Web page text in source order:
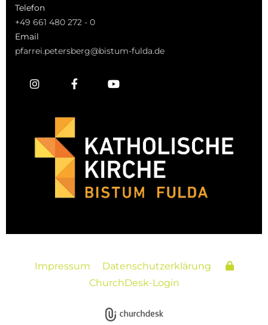
Telefon
+49 661 480 272 - 0
Email
pfarrei.petersberg@bistum-fulda.de
Impressum
Datenschutzerklärung
ChurchDesk-Login